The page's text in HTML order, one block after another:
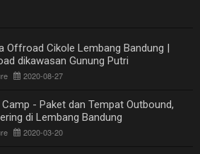
Offroad Cikole Lembang Bandung |
dikawasan Gunung Putri
2020-08-27
- Paket dan Tempat Outbound,
di Lembang Bandung
2020-03-20